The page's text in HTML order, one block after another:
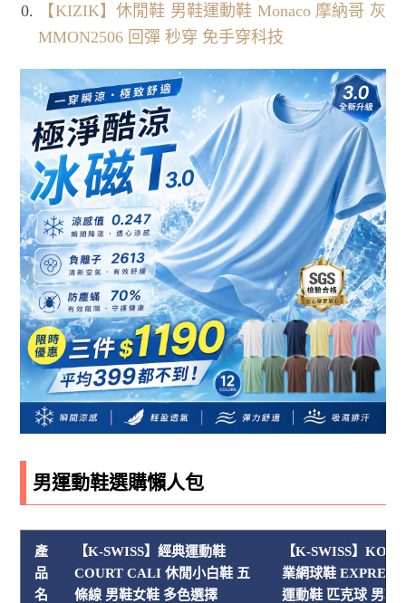
【KIZIK】休閒鞋 男鞋運動鞋 Monaco 摩納哥 灰
MMON2506 回彈 秒穿 免手穿科技
男運動鞋選購懶人包
產
品
名
【K-SWISS】經典運動鞋
COURT CALI 休閒小白鞋 五
條線 男鞋女鞋 多色選擇
【K-SWISS】KOL
業網球鞋
運動鞋 匹克球 男鞋